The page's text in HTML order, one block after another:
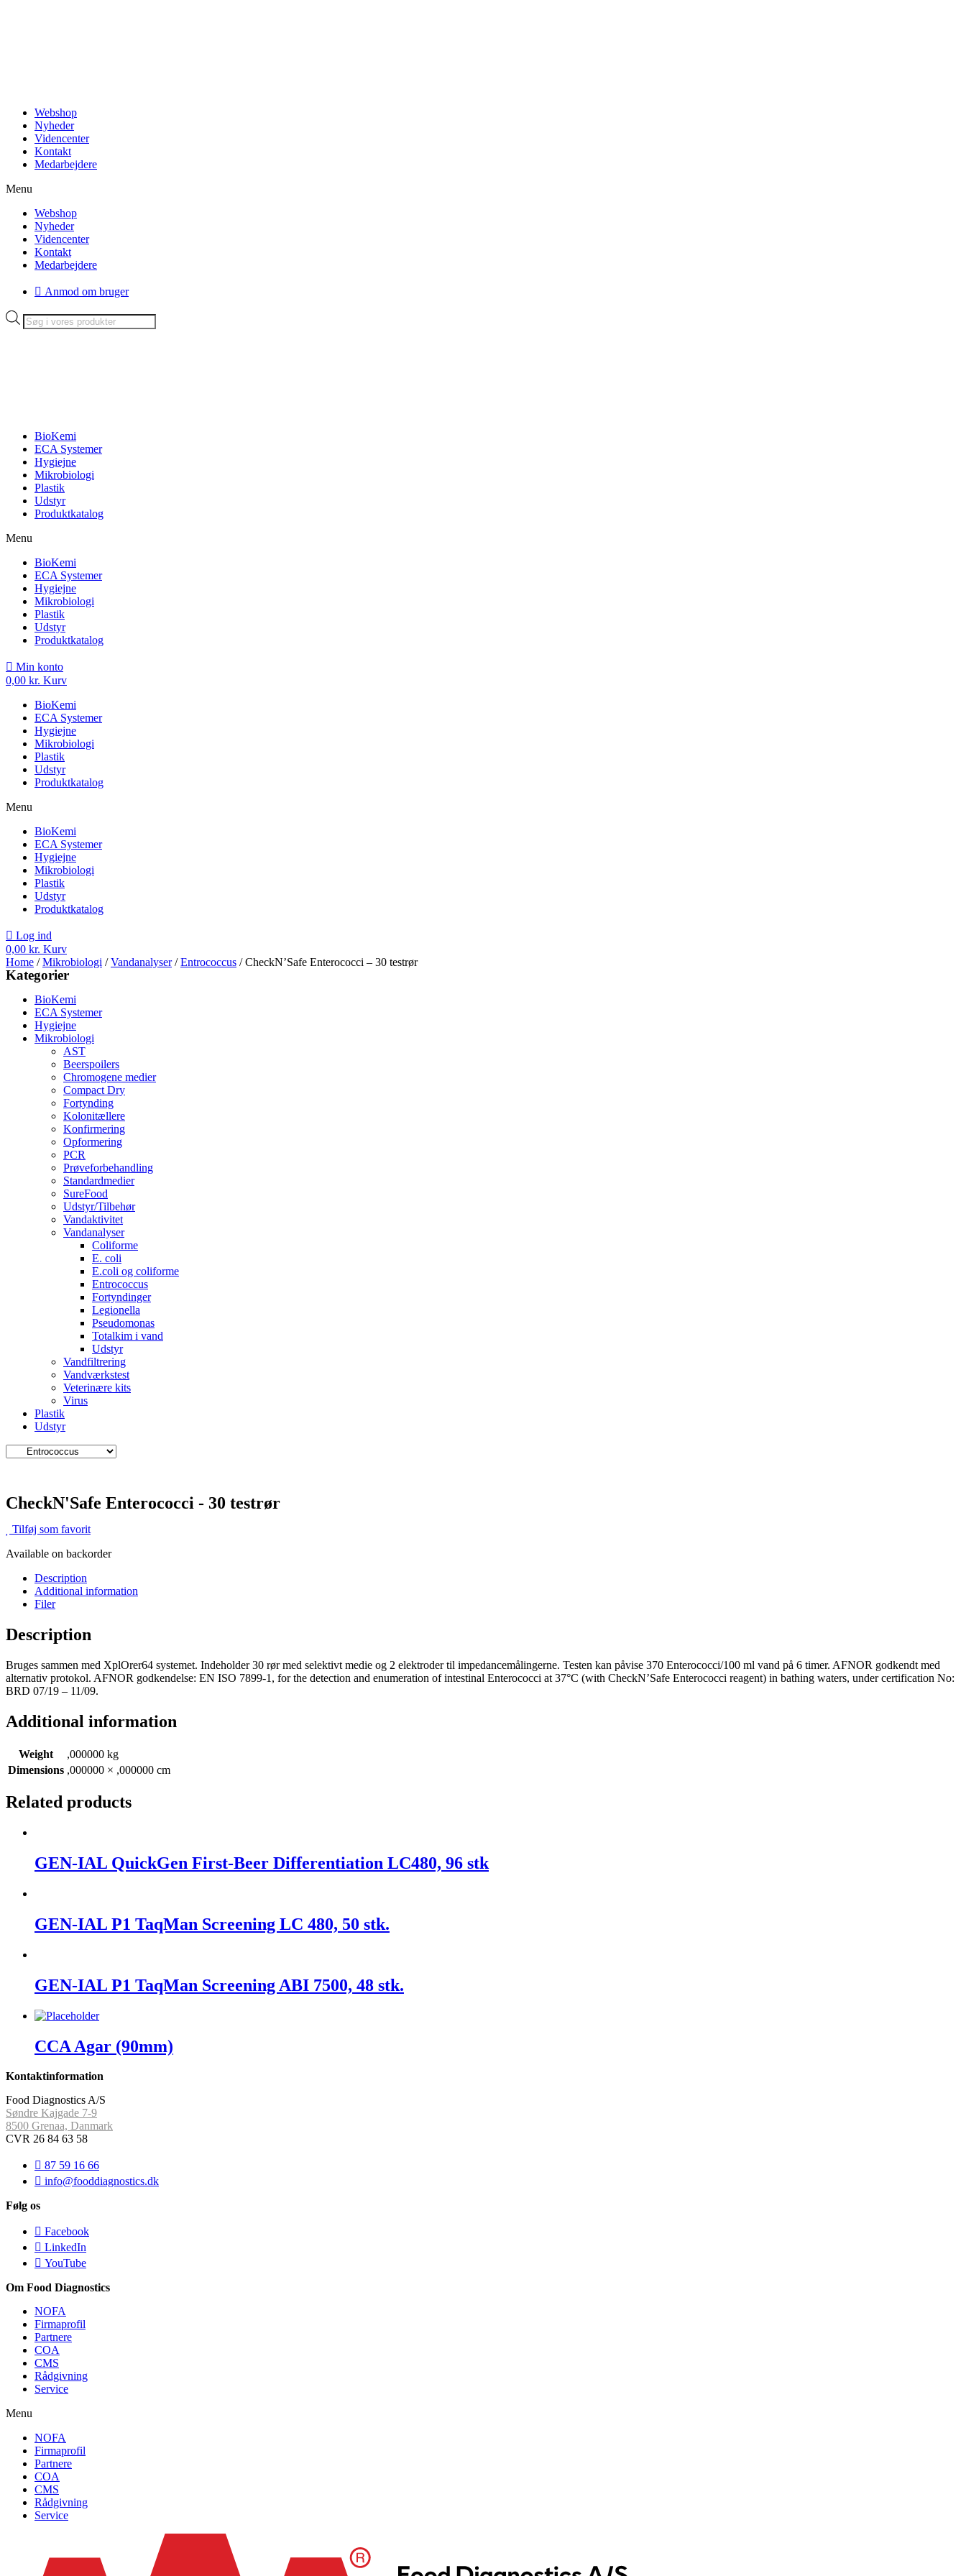
Webshop
Nyheder
Videncenter
Kontakt
Medarbejdere
Menu
Webshop
Nyheder
Videncenter
Kontakt
Medarbejdere
Anmod om bruger
Products
search
BioKemi
ECA Systemer
Hygiejne
Mikrobiologi
Plastik
Udstyr
Produktkatalog
Menu
BioKemi
ECA Systemer
Hygiejne
Mikrobiologi
Plastik
Udstyr
Produktkatalog
Min konto
0,00 kr. Kurv
BioKemi
ECA Systemer
Hygiejne
Mikrobiologi
Plastik
Udstyr
Produktkatalog
Menu
BioKemi
ECA Systemer
Hygiejne
Mikrobiologi
Plastik
Udstyr
Produktkatalog
Log ind
0,00 kr. Kurv
Home /Mikrobiologi /Vandanalyser/Entrococcus / CheckN’Safe Enterococci – 30 testrør
Kategorier
BioKemi
ECA Systemer
Hygiejne
Mikrobiologi
AST
Beerspoilers
Chromogene medier
Compact Dry
Fortynding
Kolonitællere
Konfirmering
Opformering
PCR
Prøveforbehandling
Standardmedier
SureFood
Udstyr/Tilbehør
Vandaktivitet
Vandanalyser
Coliforme
E. coli
E.coli og coliforme
Entrococcus
Fortyndinger
Legionella
Pseudomonas
Totalkim i vand
Udstyr
Vandfiltrering
Vandværkstest
Veterinære kits
Virus
Plastik
Udstyr
CheckN'Safe Enterococci - 30 testrør
Tilføj som favorit
Available on backorder
Description
Additional information
Filer
Description
Bruges sammen med XplOrer64 systemet. Indeholder 30 rør med selektivt medie og 2 elektroder til impedancemålingerne. Testen kan påvise 370 Enterococci/100 ml vand på 6 timer. AFNOR godkendt med
alternativ protokol. AFNOR godkendelse: EN ISO 7899-1, for the detection and enumeration of intestinal Enterococci at 37°C (with CheckN’Safe Enterococci reagent) in bathing waters, under certification No:
BRD 07/19 – 11/09.
Additional information
Weight
,000000 kg
Dimensions ,000000 × ,000000 cm
Related products
GEN-IAL QuickGen First-Beer Differentiation LC480, 96 stk
GEN-IAL P1 TaqMan Screening LC 480, 50 stk.
GEN-IAL P1 TaqMan Screening ABI 7500, 48 stk.
CCA Agar (90mm)
Kontaktinformation
Food Diagnostics A/S
Søndre Kajgade 7-9
8500 Grenaa, Danmark
CVR 26 84 63 58
87 59 16 66
info@fooddiagnostics.dk
Følg os
Facebook
LinkedIn
YouTube
Om Food Diagnostics
NOFA
Firmaprofil
Partnere
COA
CMS
Rådgivning
Service
Menu
NOFA
Firmaprofil
Partnere
COA
CMS
Rådgivning
Service